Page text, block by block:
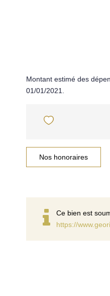
Montant estimé des
01/01/2021.
Nos honoraires
Ce bien est
https://